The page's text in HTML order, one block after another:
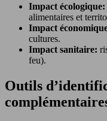
Impact écologique:
alimentaires et
Impact
cultures.
Impact sanitaire:
feu).
Outils